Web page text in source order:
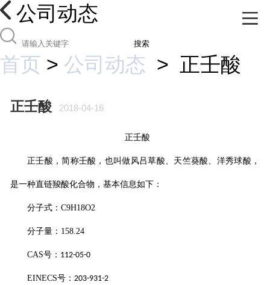
公司动态
搜索
首页 > 公司动态 > 正壬酸
正壬酸 2018-04-16
正壬酸
正壬酸 ，简称壬酸 ，也叫做风吕草酸、天竺葵酸、洋秀球酸，
是一种直链羧酸化合物，基本信息如下：
分子式： C9H18O2
分子量： 158.24
CAS号： 112-05-0
EINECS号： 203-931-2